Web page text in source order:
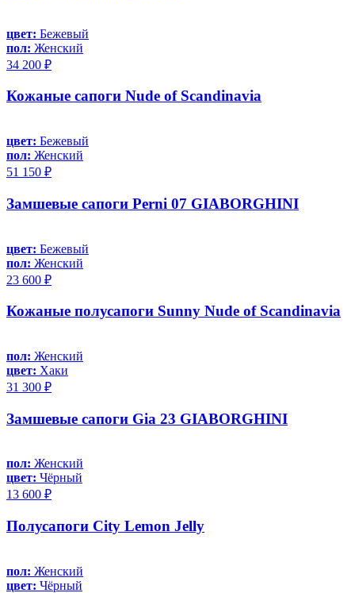
цвет: Бежевый
пол: Женский
34 200 ₽
Кожаные сапоги Nude of Scandinavia
цвет: Бежевый
пол: Женский
51 150 ₽
Замшевые сапоги Perni 07 GIABORGHINI
цвет: Бежевый
пол: Женский
23 600 ₽
Кожаные полусапоги Sunny Nude of Scandinavia
пол: Женский
цвет: Хаки
31 300 ₽
Замшевые сапоги Gia 23 GIABORGHINI
пол: Женский
цвет: Чёрный
13 600 ₽
Полусапоги City Lemon Jelly
пол: Женский
цвет: Чёрный